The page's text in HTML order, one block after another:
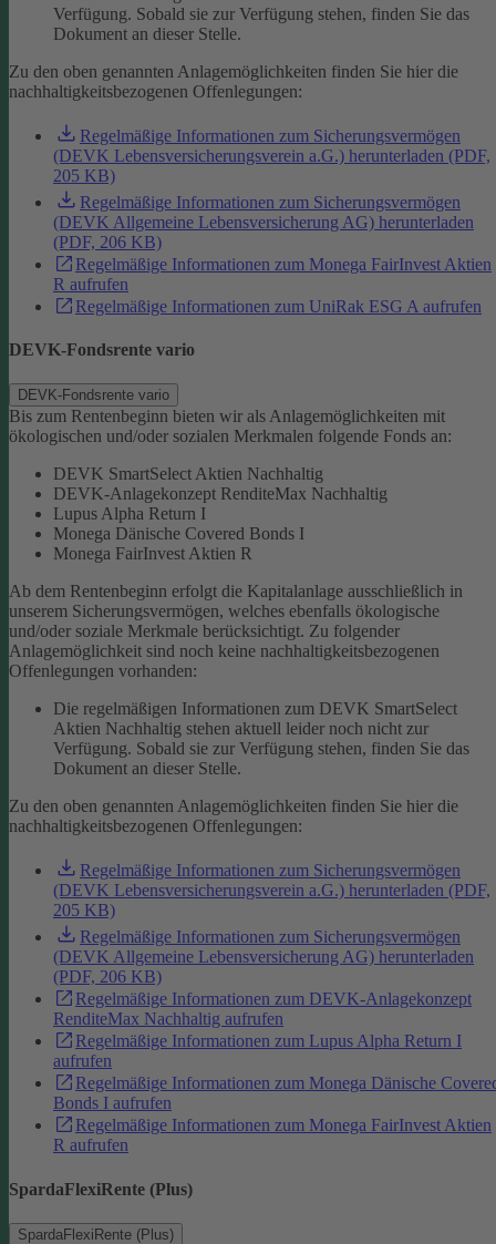
Verfügung. Sobald sie zur Verfügung stehen, finden Sie das
Dokument an dieser Stelle.
Zu den oben genannten Anlagemöglichkeiten finden Sie hier die
nachhaltigkeitsbezogenen Offenlegungen:
Regelmäßige Informationen zum Sicherungsvermögen
(DEVK Lebensversicherungsverein a.G.) herunterladen (PDF,
205 KB)
Regelmäßige Informationen zum Sicherungsvermögen
(DEVK Allgemeine Lebensversicherung AG) herunterladen
(PDF, 206 KB)
Regelmäßige Informationen zum Monega FairInvest Aktien
R aufrufen
Regelmäßige Informationen zum UniRak ESG A aufrufen
DEVK-Fondsrente vario
DEVK-Fondsrente vario
Bis zum Rentenbeginn bieten wir als Anlagemöglichkeiten mit
ökologischen und/oder sozialen Merkmalen folgende Fonds an:
DEVK SmartSelect Aktien Nachhaltig
DEVK-Anlagekonzept RenditeMax Nachhaltig
Lupus Alpha Return I
Monega Dänische Covered Bonds I
Monega FairInvest Aktien R
Ab dem Rentenbeginn erfolgt die Kapitalanlage ausschließlich in
unserem Sicherungsvermögen, welches ebenfalls ökologische
und/oder soziale Merkmale berücksichtigt. Zu folgender
Anlagemöglichkeit sind noch keine nachhaltigkeitsbezogenen
Offenlegungen vorhanden:
Die regelmäßigen Informationen zum DEVK SmartSelect
Aktien Nachhaltig stehen aktuell leider noch nicht zur
Verfügung. Sobald sie zur Verfügung stehen, finden Sie das
Dokument an dieser Stelle.
Zu den oben genannten Anlagemöglichkeiten finden Sie hier die
nachhaltigkeitsbezogenen Offenlegungen:
Regelmäßige Informationen zum Sicherungsvermögen
(DEVK Lebensversicherungsverein a.G.) herunterladen (PDF,
205 KB)
Regelmäßige Informationen zum Sicherungsvermögen
(DEVK Allgemeine Lebensversicherung AG) herunterladen
(PDF, 206 KB)
Regelmäßige Informationen zum DEVK-Anlagekonzept
RenditeMax Nachhaltig aufrufen
Regelmäßige Informationen zum Lupus Alpha Return I
aufrufen
Regelmäßige Informationen zum Monega Dänische
Bonds I aufrufen
Regelmäßige Informationen zum Monega FairInvest Aktien
R aufrufen
SpardaFlexiRente (Plus)
SpardaFlexiRente (Plus)